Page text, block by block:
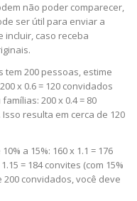
não poder comparecer,
ser útil para enviar a
incluir, caso receba
tem 200 pessoas, estime
x 0.6 = 120 convidados
200 x 0.4 = 80
resulta em cerca de 120
a 15%: 160 x 1.1 = 176
= 184 convites (com 15%
convidados, você deve